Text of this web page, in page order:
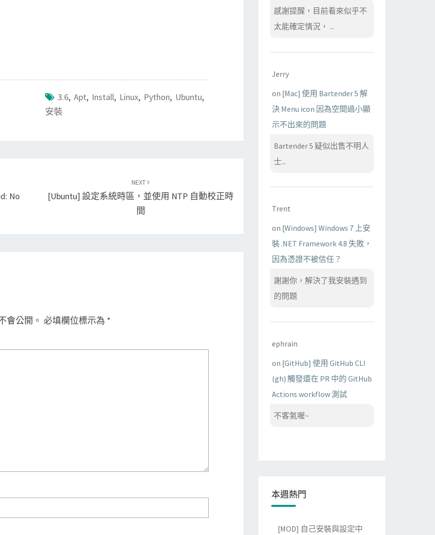
3.6, Apt, Install, Linux, Python, Ubuntu,
安裝
No
NEXT
[Ubuntu] 設定系統時區，並使用 NTP 自動校正時
間
會公開。 必填欄位標示為 *
感謝提醒，目前看來似乎不
太能確定情況， ...
Jerry
on [Mac] 使用 Bartender 5 解
決 Menu icon 因為空間過小顯
示不出來的問題
Bartender 5 疑似出售不明人
士...
Trent
on [Windows] Windows 7 上安
裝 .NET Framework 4.8 失敗，
因為憑證不被信任？
謝謝你，解決了我安裝遇到
的問題
ephrain
on [GitHub] 使用 GitHub CLI
(gh) 觸發還在 PR 中的 GitHub
Actions workflow 測試
不客氣喔~
本週熱門
[MOD] 自己安裝與設定中